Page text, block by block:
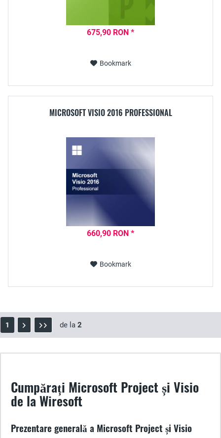
675,90 RON *
Bookmark
MICROSOFT VISIO 2016 PROFESSIONAL
660,90 RON *
Bookmark
1 de la 2
Cumpărați Microsoft Project și Visio
de la Wiresoft
Prezentare generală a Microsoft Project și Visio